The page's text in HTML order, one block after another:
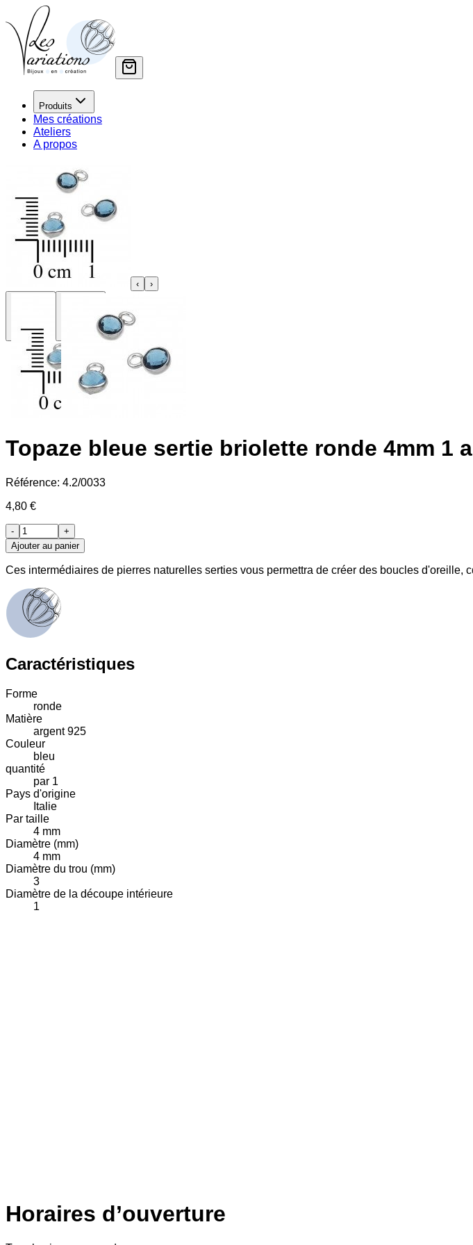
Produits
Mes créations
Ateliers
A propos
‹ ›
Topaze bleue sertie briolette ronde 4mm 1
Référence: 4.2/0033
4,80 €
-
+
Ajouter au panier
Ces intermédiaires de pierres naturelles serties vous permettra de créer des boucles d'oreille,
Caractéristiques
Forme
ronde
Matière
argent 925
Couleur
bleu
quantité
par 1
Pays d'origine
Italie
Par taille
4 mm
Diamètre (mm)
4 mm
Diamètre du trou (mm)
3
Diamètre de la découpe intérieure
1
Horaires d’ouverture